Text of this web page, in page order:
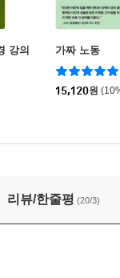
강의 가짜 노동
15,120원
리뷰/한줄평 (20/3)